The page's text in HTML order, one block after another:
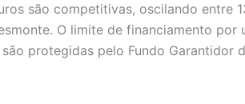
são competitivas, oscilando entre
O limite de financiamento
protegidas pelo Fundo